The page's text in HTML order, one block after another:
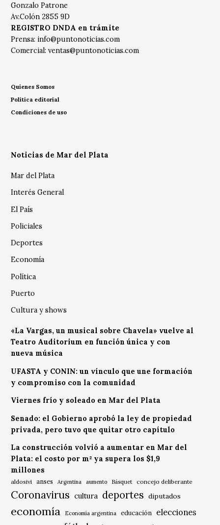
Gonzalo Patrone
Av.Colón 2855 9D
REGISTRO DNDA en trámite
Prensa: info@puntonoticias.com
Comercial:ventas@puntonoticias.com
Quienes Somos
Política editorial
Condiciones de uso
Noticias de Mar del Plata
Mar del Plata
Interés General
El País
Policiales
Deportes
Economía
Política
Puerto
Cultura y shows
«La Vargas, un musical sobre Chavela» vuelve al
Teatro Auditorium en función única y con
nueva música
UFASTA y CONIN: un vínculo que une formación
y compromiso con la comunidad
Viernes frío y soleado en Mar del Plata
Senado: el Gobierno aprobó la ley de propiedad
privada, pero tuvo que quitar otro capítulo
La construcción volvió a aumentar en Mar del
Plata: el costo por m² ya supera los $1,9
millones
aldosivi anses Argentina aumento Básquet concejo deliberante
Coronavirus cultura deportes diputados
economía Economía argentina educación elecciones